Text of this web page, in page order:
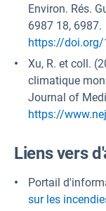
Environ. Rés.
6987 18, 6987.
https://doi.org/
Xu, R. et coll.
climatique
Journal of
https://
Liens vers
Portail
sur les